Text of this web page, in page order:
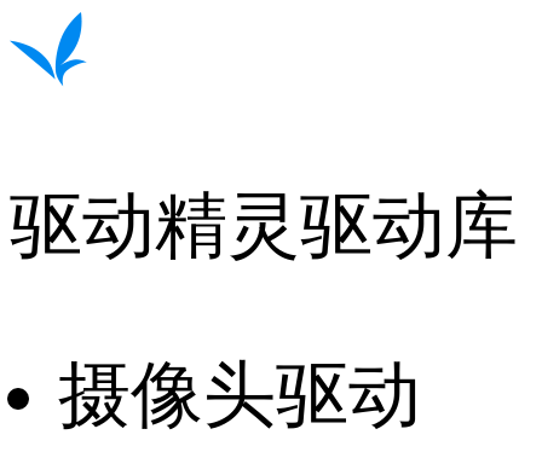
驱动精灵驱动库
摄像头驱动